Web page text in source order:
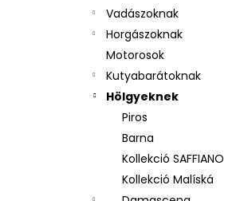
Vadászoknak
Horgászoknak
Motorosok
Kutyabarátoknak
Hölgyeknek
Piros
Barna
Kollekció SAFFIANO
Kollekció Malíská
BŐRÖV "VADÁSZÜDVÖZLET"
Ft9 527